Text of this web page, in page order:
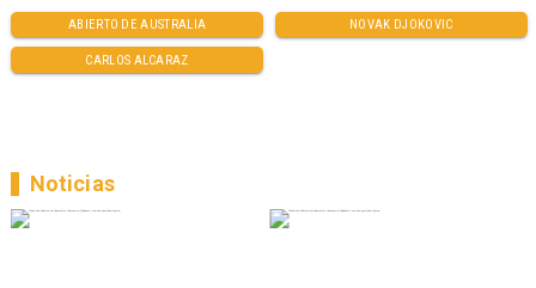
ABIERTO DE AUSTRALIA NOVAK DJOKOVIC
CARLOS ALCARAZ
Noticias